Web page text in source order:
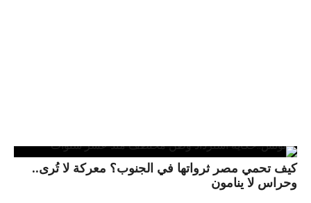
كيف تحمي مصر ثرواتها في الجنوب؟ معركة لا تُرى..
وحراس لا ينامون